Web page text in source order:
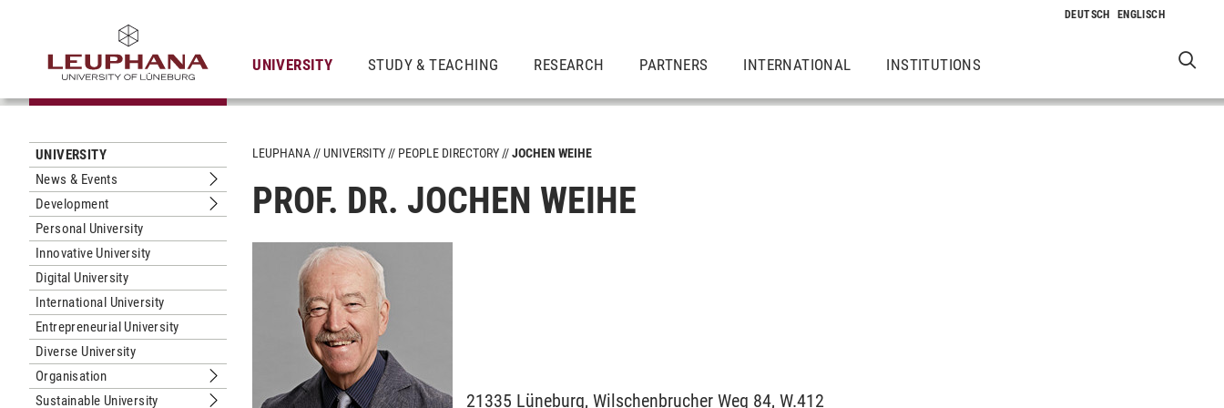
UNIVERSITY STUDY & TEACHING RESEARCH PARTNERS INTERNATIONAL INSTITUTIONS
UNIVERSITY
News & Events
Submenu News & Events
Development
Submenu Development
Personal University
Innovative University
Digital University
International University
Entrepreneurial University
Diverse University
Organisation
Submenu Organisation
Sustainable University
LEUPHANA UNIVERSITY PEOPLE DIRECTORY JOCHEN WEIHE
PROF. DR. JOCHEN WEIHE
21335 Lüneburg,Wilschenbrucher Weg 84, W.412